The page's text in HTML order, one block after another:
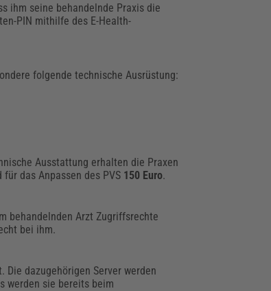
ihm seine behandelnde Praxis die
PIN mithilfe des E-Health-
folgende technische Ausrüstung:
Ausstattung erhalten die Praxen
für das Anpassen des PVS 150 Euro.
behandelnden Arzt Zugriffsrechte
bei ihm.
dazugehörigen Server werden
werden sie bereits beim